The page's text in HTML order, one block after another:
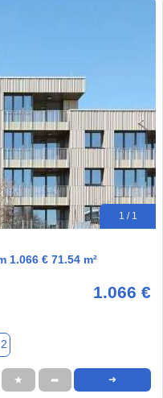
1 / 1
1.066 € 71.54 m²
1.066 €
★ ➦ ➜